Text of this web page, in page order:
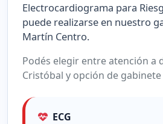
Electrocardiograma para
puede realizarse en nuestro
Martín Centro.
Podés elegir entre atención a
Cristóbal y opción de
ECG